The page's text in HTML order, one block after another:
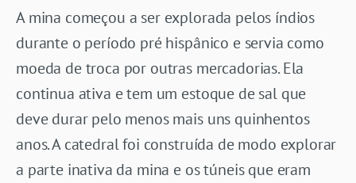
A mina começou a ser explorada pelos índios
durante o período pré hispânico e servia como
moeda de troca por outras mercadorias. Ela
continua ativa e tem um estoque de sal que
deve durar pelo menos mais uns quinhentos
anos. A catedral foi construída de modo explorar
a parte inativa da mina e os túneis que eram